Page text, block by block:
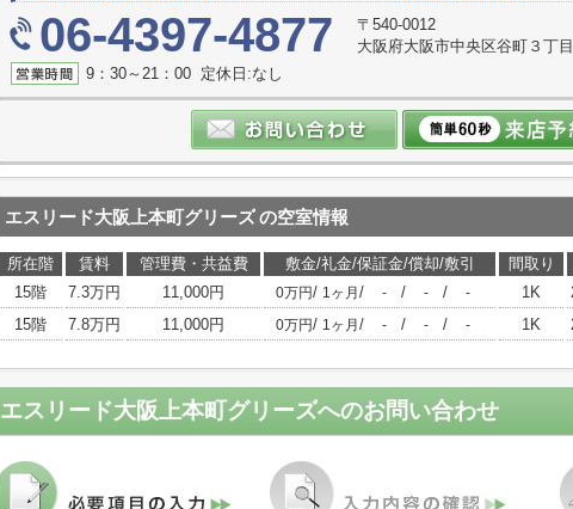
06-4397-4877
〒540-0012
大阪府大阪市中央区谷町３丁
9：30～21：00 定休日:なし
エスリード大阪上本町グリーズの空室情報
所在階 賃料 管理費・共益費 敷金/礼金/保証金/償却/敷引 間取り
15階
7.3万円 11,000円 0万円/ 1ヶ月 / - / - / - 1K
15階
7.8万円 11,000円 0万円/ 1ヶ月 / - / - / - 1K
エスリード大阪上本町グリーズへのお問い合わせ